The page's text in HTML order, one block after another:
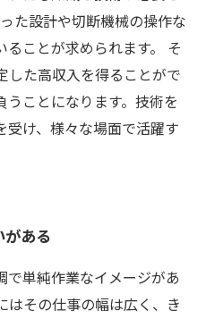
た設計や切断機械の操作な
ることが求められます。 そ
した高収入を得ることがで
ことになります。技術を
け、様々な場面で活躍す
ある
単純作業なイメージがあ
はその仕事の幅は広く、き